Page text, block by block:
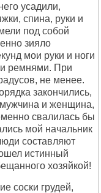
усадили,
спина, руки и
под собой
зияло
мои руки и ноги
ремнями. При
не менее.
закончились,
и женщина,
свалилась бы
мой начальник
составляют
истинный
хозяйкой!
соски грудей,